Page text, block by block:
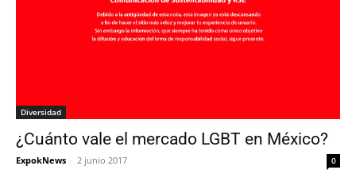
Diversidad
¿Cuánto vale el mercado LGBT en México?
ExpokNews - 2 junio 2017 0